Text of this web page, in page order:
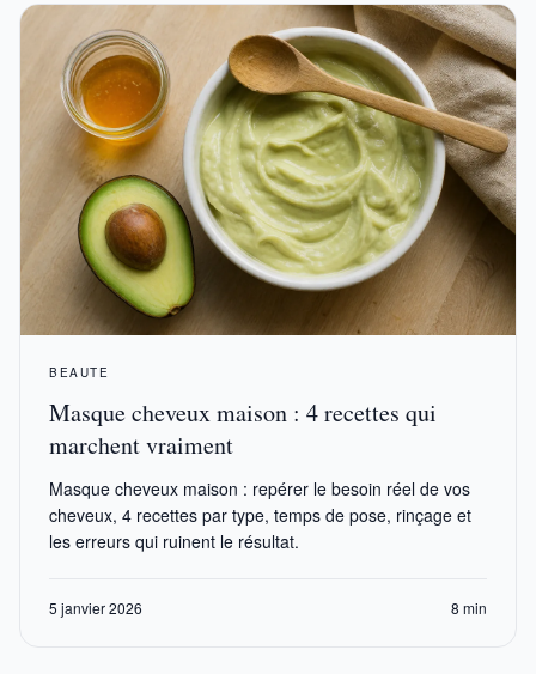
BEAUTE
Masque cheveux maison : 4 recettes qui
marchent vraiment
Masque cheveux maison : repérer le besoin réel de vos
cheveux, 4 recettes par type, temps de pose, rinçage et
les erreurs qui ruinent le résultat.
5 janvier 2026 8 min